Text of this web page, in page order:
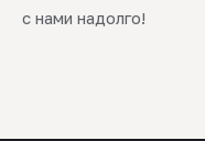
с нами надолго!